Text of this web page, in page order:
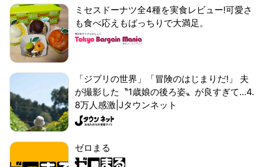
ミセスドーナツ全4種を実食レビュー!可愛さ
も食べ応えもばっちりで大満足。
「ジブリの世界」「冒険のはじまりだ!」 夫
が撮影した〝1歳娘の後ろ姿〟が良すぎて...4.
8万人感激|Jタウンネット
ゼロまる